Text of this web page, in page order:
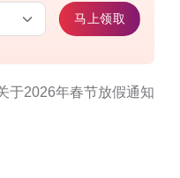
马上领取
于2026年春节放假通知